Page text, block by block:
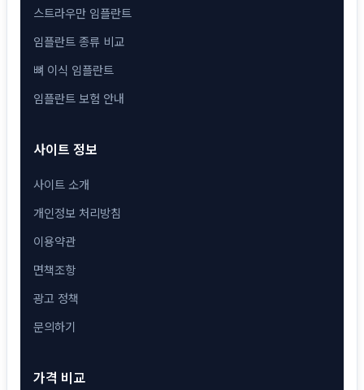
스트라우만 임플란트
임플란트 종류 비교
뼈 이식 임플란트
임플란트 보험 안내
사이트 정보
사이트 소개
개인정보 처리방침
이용약관
면책조항
광고 정책
문의하기
가격 비교